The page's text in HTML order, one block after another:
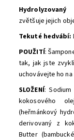
zvětšuje jejich
Tekuté hedvábí:
POUŽITÍ:
tak, jak jste
uchovávejte ho
SLOŽENÍ:
kokosového
(heřmánkový
derivovaný z
Butter